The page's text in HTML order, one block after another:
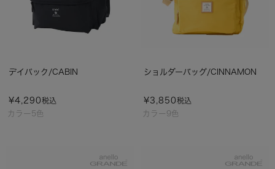
カラー5色
デイパック/CABIN
¥4,290税込
カラー9色
ショルダーバッグ/CINNAMON
¥3,850税込